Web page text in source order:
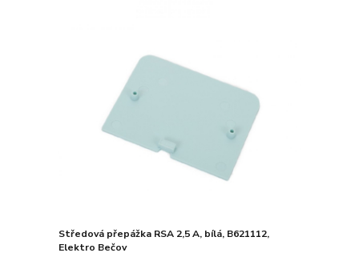
Středová přepážka RSA 2,5 A, bílá, B621112,
Elektro Bečov